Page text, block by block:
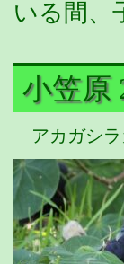
いる間、
小笠原
アカガシ